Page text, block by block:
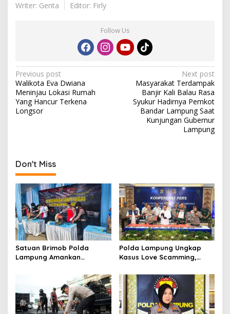
Writer: Genta Editor: Firly
Follow Us
P
o
s
v
i
g
a
t
i
o
n
Previous post
Walikota Eva Dwiana
Meninjau Lokasi Rumah
Yang Hancur Terkena
Longsor
Next post
Masyarakat Terdampak
Banjir Kali Balau Rasa
Syukur Hadirnya Pemkot
Bandar Lampung Saat
Kunjungan Gubernur
Lampung
Don't Miss
Satuan Brimob Polda
Lampung Amankan
Senjata Api Rakitan dan
Amunisi Serahan
Masyarakat
Polda Lampung Ungkap
Kasus Love Scamming,
Rp1,4 Miliar